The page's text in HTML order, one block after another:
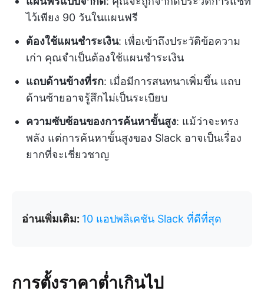
ไว้เพียง 90 วันในแผนฟรี
ต้องใช้แผนชำระเงิน: เพื่อเข้าถึงประวัติข้อความ
เก่า คุณจำเป็นต้องใช้แผนชำระเงิน
แถบด้านข้างที่รก: เมื่อมีการสนทนาเพิ่มขึ้น แถบ
ด้านซ้ายอาจรู้สึกไม่เป็นระเบียบ
ความซับซ้อนของการค้นหาขั้นสูง: แม้ว่าจะทรง
พลัง แต่การค้นหาขั้นสูงของ Slack อาจเป็นเรื่อง
ยากที่จะเชี่ยวชาญ
อ่านเพิ่มเติม: 10 แอปพลิเคชัน Slack ที่ดีที่สุด
การตั้งราคาต่ำเกินไป